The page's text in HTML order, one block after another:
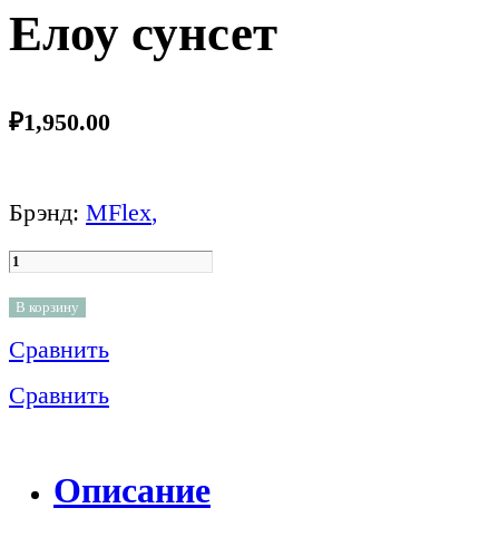
Елоу сунсет
₽1,950.00
Брэнд: MFlex,
В корзину
Сравнить
Сравнить
Описание